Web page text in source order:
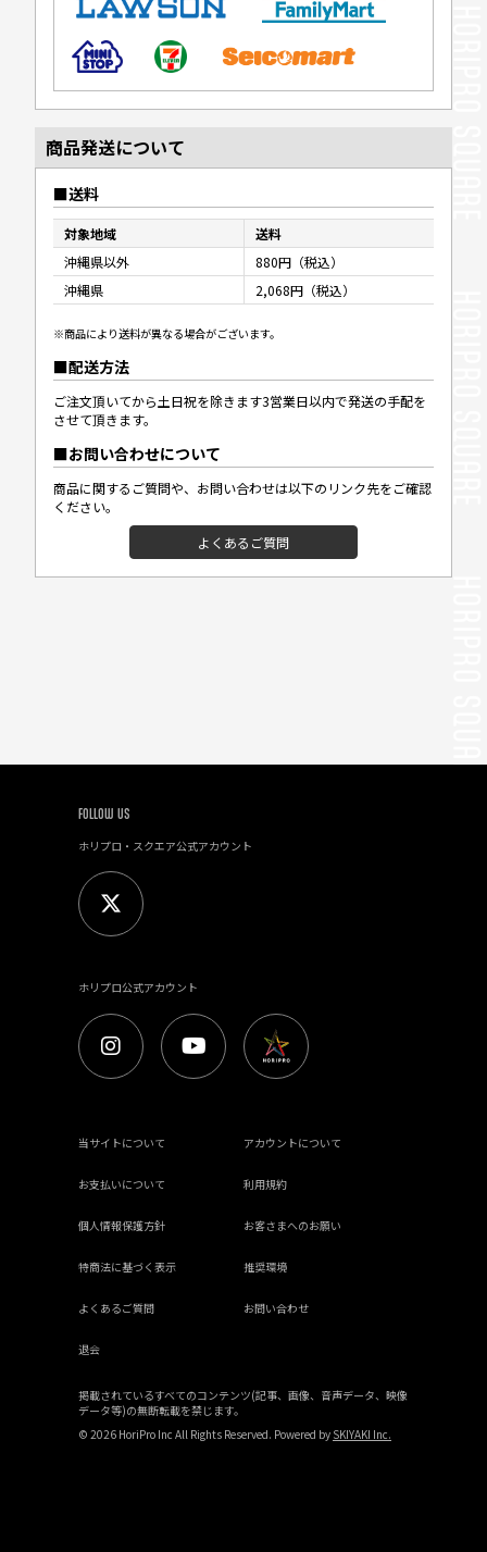
商品発送について
送料
対象地域
送料
沖縄県以外
880円（税込）
沖縄県
2,068円（税込）
※商品により送料が異なる場合がございます。
配送方法
ご注文頂いてから土日祝を除きます3営業日以内で発送の手配を
させて頂きます。
お問い合わせについて
商品に関するご質問や、お問い合わせは以下のリンク先をご確認
ください。
よくあるご質問
FOLLOW US
ホリプロ・スクエア公式アカウント
ホリプロ公式アカウント
当サイトについて アカウントについて
お支払いについて 利用規約
個人情報保護方針 お客さまへのお願い
特商法に基づく表示 推奨環境
よくあるご質問 お問い合わせ
退会
掲載されているすべてのコンテンツ(記事、画像、音声データ、映像
データ等)の無断転載を禁じます。
© 2026 HoriPro Inc All Rights Reserved. Powered by SKIYAKI Inc.